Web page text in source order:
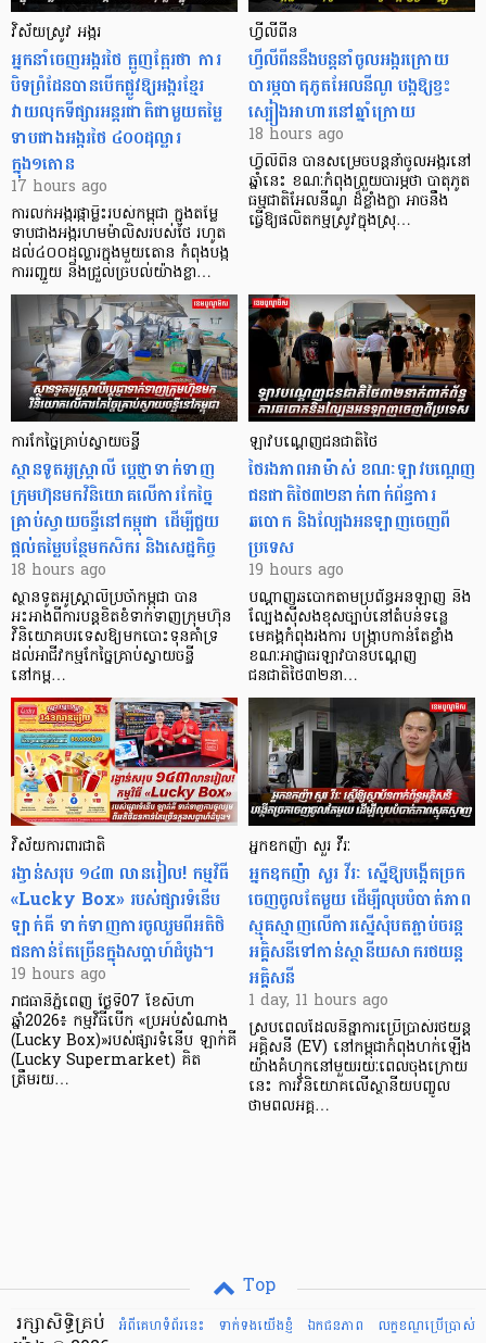
វិស័យស្រូវ អង្ករ
អ្នកនាំចេញអង្ករថៃ ត្អូញត្អែរថា ការ
បិទព្រំដែនបានបើកផ្លូវឱ្យអង្ករខ្មែរ
វាយលុកទីផ្សារអន្តរជាតិជាមួយតម្លៃ
ទាបជាងអង្ករថៃ ៤០០ដុល្លារ
ក្នុង១តោន
17 hours ago
ការលក់អង្ករផ្កាម្លិះរបស់កម្ពុជា ក្នុងតម្លៃ
ទាបជាងអង្ករហមម៉ាលិសរបស់ថៃ រហូត
ដល់៤០០ដុល្លារក្នុងមួយតោន កំពុងបង្ក
ការរញ្ជួយ និងជ្រួលច្របល់យ៉ាងខ្លា…
ហ្វីលីពីន
ហ្វីលីពីននឹងបន្តនាំចូលអង្ករក្រោយ
បារម្ភបាតុភូតអែលនីណូ បង្កឱ្យខ្វះ
ស្បៀងអាហារនៅឆ្នាំក្រោយ
18 hours ago
ហ្វីលីពីន បាន​សម្រេចបន្តនាំចូលអង្ករនៅ
ឆ្នាំនេះ ខណៈកំពុងព្រួយបារម្ភថា បាតុភូត
ធម្មជាតិអែលនីណូ ដ៏ខ្លាំងក្លា​ អាចនឹង
ធ្វើឱ្យផលិតកម្មស្រូវក្នុងស្រុ…
ការកែច្នៃគ្រាប់ស្វាយចន្ទី
ស្ថានទូតអូស្ត្រាលី ប្តេជ្ញាទាក់ទាញ
ក្រុមហ៊ុនមក​វិនិយោគលើការកែច្នៃ
គ្រាប់ស្វាយចន្ទីនៅកម្ពុជា ដើម្បីជួយ
ផ្តល់តម្លៃបន្ថែមកសិករ និងសេដ្ឋកិច្ច
18 hours ago
ស្ថានទូតអូស្ត្រាលីប្រចាំកម្ពុជា បាន
អះអាងពីការបន្តខិតខំទាក់ទាញក្រុមហ៊ុន
វិនិយោគបរទេសឱ្យមកបោះទុនគាំទ្រ
ដល់អាជីវកម្មកែច្នៃគ្រាប់ស្វាយចន្ទី
នៅកម្ព…
ឡាវបណ្តេញជនជាតិថៃ
ថៃរងភាពអាម៉ាស់ ខណៈឡាវបណ្តេញ
ជនជាតិថៃ៣២នាក់ពាក់ព័ន្ធការ
ឆបោក និងល្បែងអនឡាញចេញពី
ប្រទេស
19 hours ago
បណ្តាញឆបោកតាមប្រព័ន្ធអនឡាញ និង
ល្បែងស៊ីសងខុសច្បាប់នៅតំបន់ទន្លេ
មេគង្គកំពុងរងការ បង្ក្រាប​កាន់តែខ្លាំង
ខណៈអាជ្ញាធរឡាវបានបណ្តេញ
ជនជាតិថៃ៣២នា…
វិស័យការពារជាតិ
រង្វាន់សរុប ១៤៣ លានរៀល! កម្មវិធី
«Lucky Box» របស់ផ្សារទំនើប
ឡាក់គី ទាក់ទាញការចូលរួមពីអតិថិ
ជនកាន់តែច្រើនក្នុងសប្តាហ៍ដំបូង។
19 hours ago
រាជធានីភ្នំពេញ ថ្ងៃទី07 ខែសីហា
ឆ្នាំ2026៖ កម្មវិធីបើក «ប្រអប់សំណាង
(Lucky Box)»របស់ផ្សារទំនើប ឡាក់គី
(Lucky Supermarket) គិត
ត្រឹមរយ…
អ្នកឧកញ៉ា សួរ វីរៈ
អ្នកឧកញ៉ា សួរ វីរៈ ស្នើឱ្យបង្កើតច្រក
ចេញចូលតែមួយ ដើម្បីលុបបំបាត់ភាព
ស្មុគស្មាញលើការស្នើសុំបតភ្ជាប់ចរន្ត
អគ្គិសនីទៅកាន់ស្ថានីយសាករថយន្ត
អគ្គិសនី
1 day, 11 hours ago
ស្របពេលដែលនិន្នាការប្រើប្រាស់រថយន្ត
អគ្គិសនី (EV) នៅកម្ពុជាកំពុងហក់ឡើង
យ៉ាងគំហុកនៅមួយរយៈពេលចុងក្រោយ
នេះ ការវិនិយោគលើស្ថានីយបញ្ចូល
ថាមពលអគ្គ…
Top
អំពីគេហទំព័រនេះ
ទាក់ទងយើងខ្ញំ ឯកជនភាព លក្ខខណ្ឌ​ប្រើ​ប្រាស់
រក្សាសិទ្ធិគ្រប់